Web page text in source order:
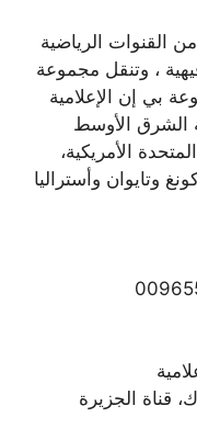
القنوات الرياضية
‏، وتنقل مجموعة
بي إن الإعلامية
الشرق الأوسط
الأمريكية،
وتايوان وأستراليا
قناة الجزيرة